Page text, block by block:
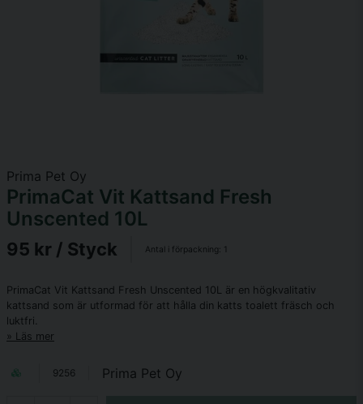
Prima Pet Oy
PrimaCat Vit Kattsand Fresh
Unscented 10L
95 kr / Styck Antal i förpackning: 1
PrimaCat Vit Kattsand Fresh Unscented 10L är en högkvalitativ
kattsand som är utformad för att hålla din katts toalett fräsch och
luktfri.
Läs mer
9256 Prima Pet Oy